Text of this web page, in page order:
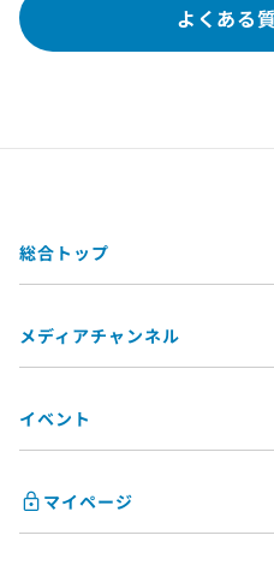
よくある
総合トップ
メディアチャンネル
イベント
マイページ